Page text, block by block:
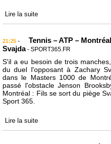
Lire la suite
21:25 -
Tennis – ATP –
Svajda - SPORT365.FR
S'il a eu besoin de trois
du duel l'opposant à Zachary
dans le Masters 1000 de
passé l'obstacle Jenson
Montréal : Fils se sort du piège
Sport 365.
Lire la suite